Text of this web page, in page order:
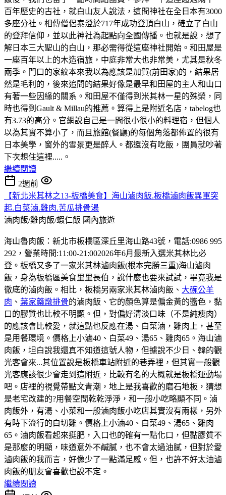
百年歷史的古社，就白山友人說法，這間神社在全日本有3000
多座分社。相傳僧侶泰澄於717年成功登頂白山，確立了白山
的登拜信仰，並以此神社為起點向全國傳播。也就是說，想了
解日本三大聖山的白山，那必需得從這座神社開始。和田屋是
一座百年以上的木造宿旅，中庭非常大也非常美，尤其是秋冬
兩季。門口的家紋本來我以為應該是加賀(前田家)的，結果居
然是毛利的，後來追問的結果好像是最早和田屋的主人和山口
有著一些因緣的關系。和田屋不僅得到米其林一星的殊榮，同
時也得到Gault & Millau的推薦。算得上是附近名店，tabelog也
有3.73的高分。官網說自己是一間很小很小的料理宿，但個人
以為其實不算小了，而且旅館(餐廳)的每個角落都佈置的很有
日本美學，窗外的雪景更是醉人。都還沒有吃飯，團員就吵著
下次想住這裡.....。
繼續閱讀
2週前
【新北米其林之13-板橋美食】海山滷肉飯.板橋滷肉飯異軍突
起.白菜滷.雞肉.苦瓜排骨湯
滷肉飯/雞肉飯/蝦仁飯 國內旅遊
海山魯肉飯：新北市板橋區深丘里海山路43號，電話:0986 995
292，營業時間:11:00-21:002026年6月最新入選米其林比必
登。板橋又多了一家米其林滷肉飯(根本完勝三重)海山滷肉
飯，身為板橋區美食里里長伯，說什麼也要來試試，畢竟我是
徹底的滷肉飯。相比，板橋另兩家米其林滷肉飯、 大碗公羊
肉 、 葉家藥燉排骨的滷肉飯、它的顏色算是偏金黃的醬色，黏
口的膠質也比較不明顯。但，對偏好清淡口味（不是純瘦肉）
的應該會比較愛，就這點也反應在湯、白菜滷，雞肉上，甚至
是用餐環境。價格上小滷40、白菜49、湯65、雞肉65。海山滷
肉飯，坦白說我還真不知道這號人物，但據說不少日、韓的觀
光客會來...其位置說是板橋車站附近的巷弄裡，但其實一般觀
光客應該很少會走到這附近，比較有名的大概就是板橋運動場
吧。店裡的視覺帶點文青潮，地上是我喜歡的磨石地板，猜想
是老宅改建的?用餐空間乾乾淨淨，和一般小吃略顯不同。滷
肉飯外，有湯、小菜和一般滷肉飯小吃店其實沒有兩樣，另外
有時下流行的白切雞。價格上小滷40、白菜49、湯65、雞肉
65。滷肉飯看起來挺肥，入口也的確有一點化口，但黏膠質不
是那麼的明顯，味道意外不鹹膩，也不會太過油膩，但對於愛
滷肉飯的我而言，好像少了一點滿足感。但，也許不好太油滷
肉飯的朋友會喜歡也說不定。
繼續閱讀